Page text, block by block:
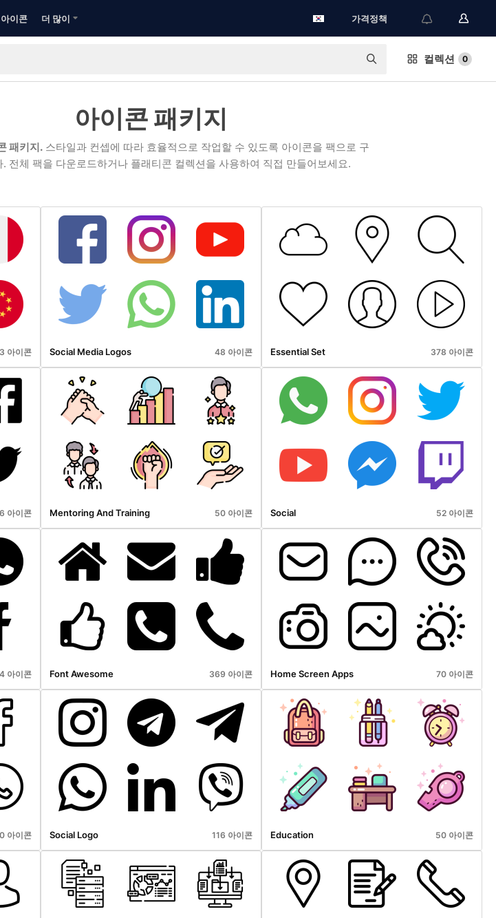
이콘 더 많이 가격정책
컬렉션 0
아이콘 패키지
패키지.스타일과 컨셉에 따라 효율적으로 작업할 수 있도록 아이콘을 팩으로 구
. 전체 팩을 다운로드하거나 플래티콘 컬렉션을 사용하여 직접 만들어보세요.
아이콘 Social Media Logos 48 아이콘 Essential Set 378 아이콘
아이콘 Mentoring And Training 50 아이콘 Social 52 아이콘
아이콘 Font Awesome 369 아이콘 Home Screen Apps 70 아이콘
아이콘 Social Logo 116 아이콘 Education 50 아이콘